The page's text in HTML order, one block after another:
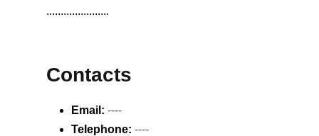
......................
Contacts
Email: ----
Telephone: ----